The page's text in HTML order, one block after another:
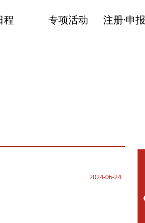
程 专项活动 注册·申报
2024-06-24